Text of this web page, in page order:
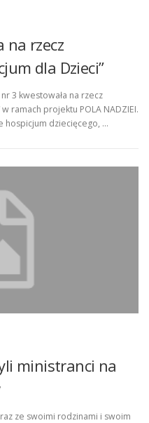
na rzecz
dla Dzieci”
3 kwestowała na rzecz
ramach projektu POLA NADZIEI.
hospicjum dziecięcego, …
ministranci na
ze swoimi rodzinami i swoim